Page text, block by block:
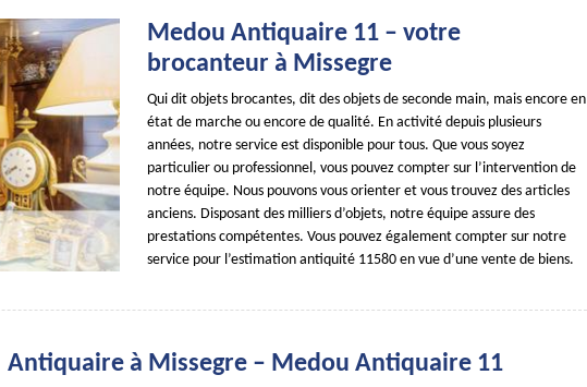
Medou Antiquaire 11 – votre
brocanteur à Missegre
Qui dit objets brocantes, dit des objets de seconde main, mais encore en
état de marche ou encore de qualité. En activité depuis plusieurs
années, notre service est disponible pour tous. Que vous soyez
particulier ou professionnel, vous pouvez compter sur l’intervention de
notre équipe. Nous pouvons vous orienter et vous trouvez des articles
anciens. Disposant des milliers d’objets, notre équipe assure des
prestations compétentes. Vous pouvez également compter sur notre
service pour l’estimation antiquité 11580 en vue d’une vente de biens.
Antiquaire à Missegre – Medou Antiquaire 11